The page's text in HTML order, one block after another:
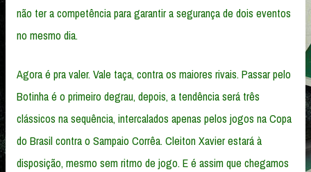
não ter a competência para garantir a segurança de dois eventos
no mesmo dia.
Agora é pra valer. Vale taça, contra os maiores rivais. Passar pelo
Botinha é o primeiro degrau, depois, a tendência será três
clássicos na sequência, intercalados apenas pelos jogos na Copa
do Brasil contra o Sampaio Corrêa. Cleiton Xavier estará à
disposição, mesmo sem ritmo de jogo. E é assim que chegamos